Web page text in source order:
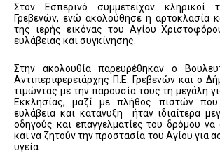
Στον Εσπερινό συμμετείχαν κληρικοί
Γρεβενών, ενώ ακολούθησε η αρτοκλασία
της ιερής εικόνας του Αγίου
ευλάβειας και συγκίνησης.
Στην ακολουθία παρευρέθηκαν ο
Αντιπεριφερειάρχης Π.Ε. Γρεβενών και ο
τιμώντας με την παρουσία τους τη μεγάλη
Εκκλησίας, μαζί με πλήθος πιστών που
ευλάβεια και κατάνυξη ήταν ιδιαίτερα
οδηγούς και επαγγελματίες του δρόμου να
και να ζητούν την προστασία του Αγίου για
υγεία.